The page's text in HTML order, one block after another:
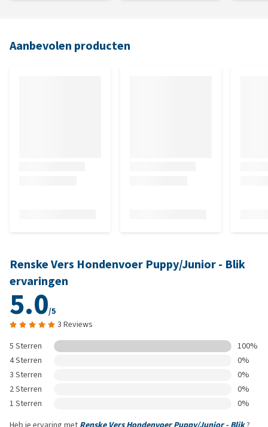
Aanbevolen producten
Renske Vers Hondenvoer Puppy/Junior - Blik
ervaringen
5.0/5
3 Reviews
5 Sterren
100%
4 Sterren
0%
3 Sterren
0%
2 Sterren
0%
1 Sterren
0%